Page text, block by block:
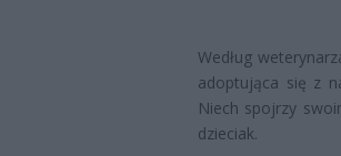
Według
adoptująca się z
Niech spojrzy
dzieciak.